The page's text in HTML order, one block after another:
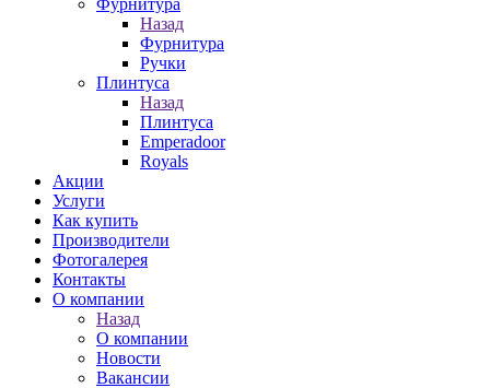
Фурнитура
Назад
Фурнитура
Ручки
Плинтуса
Назад
Плинтуса
Emperadoor
Royals
Акции
Услуги
Как купить
Производители
Фотогалерея
Контакты
О компании
Назад
О компании
Новости
Вакансии